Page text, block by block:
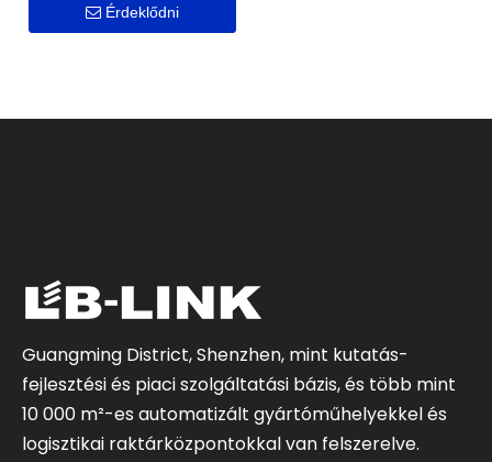
Érdeklődni
Guangming District, Shenzhen, mint kutatás-
fejlesztési és piaci szolgáltatási bázis, és több mint
10 000 m²-es automatizált gyártóműhelyekkel és
logisztikai raktárközpontokkal van felszerelve.